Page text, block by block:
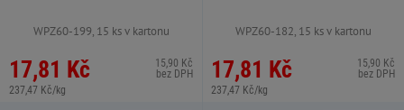
WPZ60-199, 15 ks v kartonu
17,81 Kč
237,47 Kč/kg
15,90 Kč
bez DPH
WPZ60-182, 15 ks v kartonu
17,81 Kč
237,47 Kč/kg
15,90 Kč
bez DPH